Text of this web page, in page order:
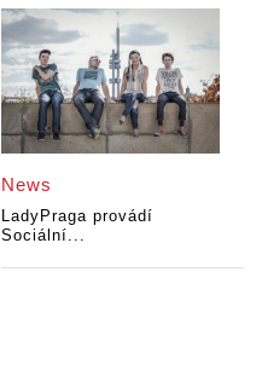
News
LadyPraga provádí
Sociální...